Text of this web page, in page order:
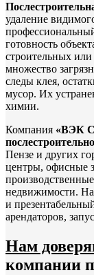
удаление
готовность
строительных
множество
следы клея,
мусор. Их
химии.
Компания «ВЭК
Пензе и других
центры, офисные
недвижимости.
и
арендаторов,
Нам
компании